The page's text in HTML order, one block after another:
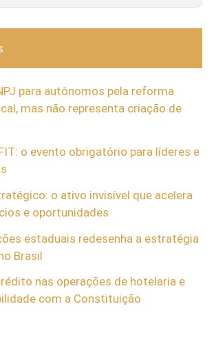
para autônomos pela reforma
mas não representa criação de
o evento obrigatório para líderes e
o ativo invisível que acelera
e oportunidades
estaduais redesenha a estratégia
Brasil
nas operações de hotelaria e
com a Constituição